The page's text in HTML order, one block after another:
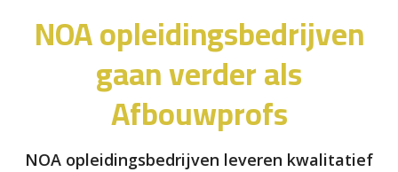
NOA opleidingsbedrijven
gaan verder als
Afbouwprofs
NOA opleidingsbedrijven leveren kwalitatief